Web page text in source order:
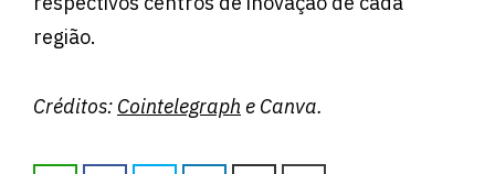
região.
Créditos: Cointelegraph e Canva.